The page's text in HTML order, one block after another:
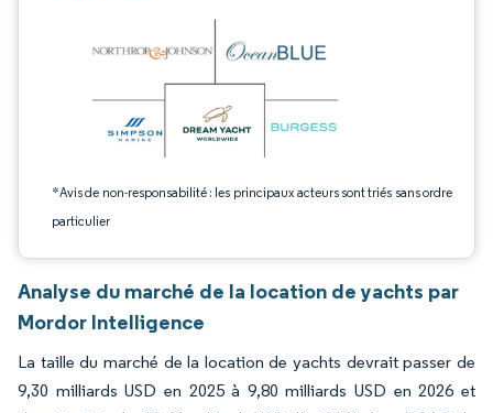
*Avis de non-responsabilité : les principaux acteurs sont triés sans ordre
particulier
Analyse du marché de la location de yachts par
Mordor Intelligence
La taille du marché de la location de yachts devrait passer de
9,30 milliards USD en 2025 à 9,80 milliards USD en 2026 et